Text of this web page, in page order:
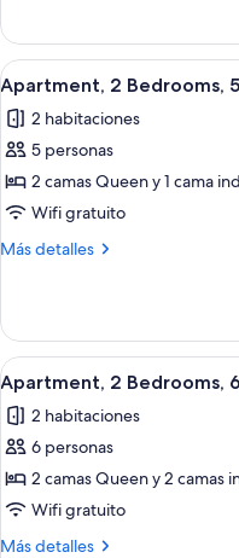
4
people
Abrir
todas
las
fotos
de
Apartment,
2
people
7
Apartment, 2 Bedrooms,
2 habitaciones
5 personas
2 camas Queen y 1 cama
Wifi gratuito
Más detalles
Más
2
Bedrooms,
5
people
Abrir
todas
las
fotos
de
Apartment,
2
4
Apartment, 2 Bedrooms,
2 habitaciones
6 personas
2 camas Queen y 2 camas
Wifi gratuito
Más detalles
Más